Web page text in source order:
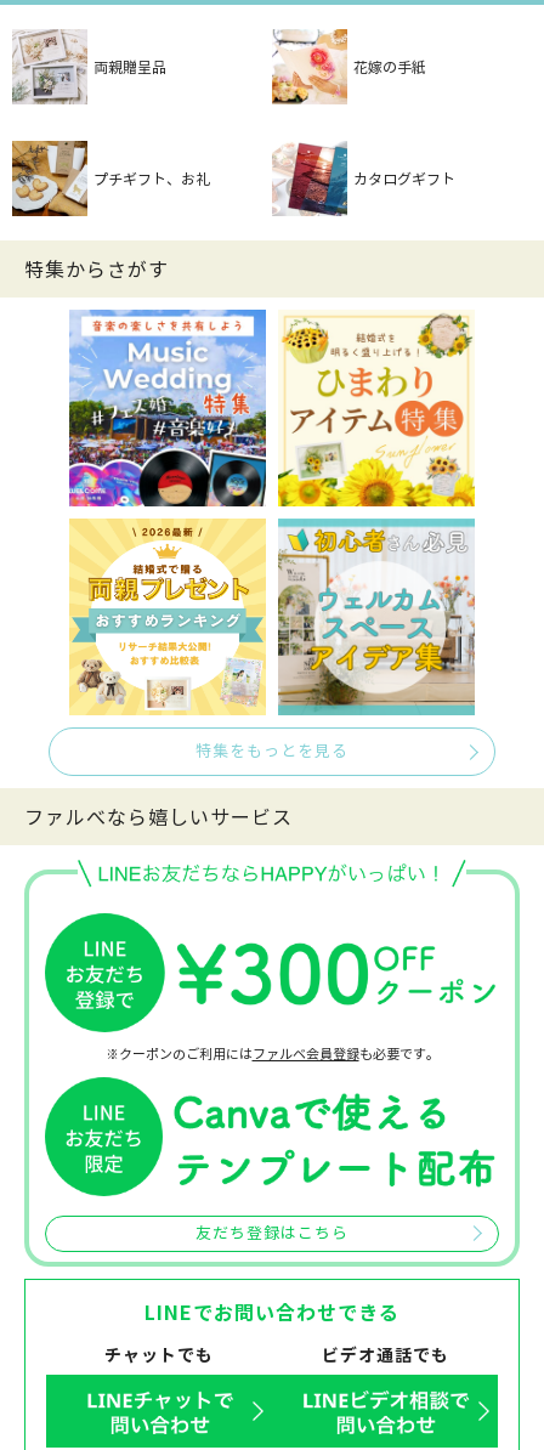
両親贈呈品 花嫁の手紙
プチギフト、お礼 カタログギフト
特集からさがす
特集をもっとを見る
ファルべなら嬉しいサービス
※クーポンのご利用にはファルベ会員登録も必要です。
友だち登録はこちら
LINEでお問い合わせできる
チャットでも ビデオ通話でも